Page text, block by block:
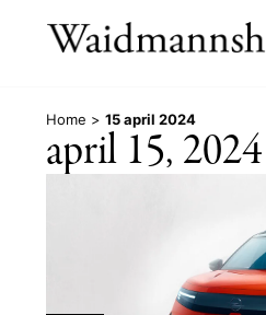
Home > 15 april 2024
april 15, 2024